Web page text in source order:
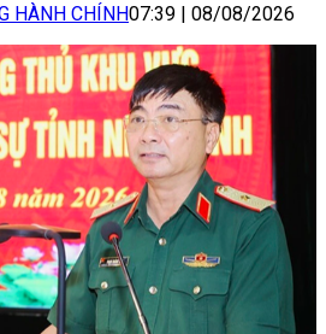
HÀNH CHÍNH07:39 | 08/08/2026